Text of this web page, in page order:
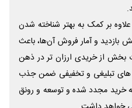
علاوه بر کمک به بهتر شناخته شدن
بازدید و آمار فروش آن‌ها، باعث
بخش از خریدی ارزان تر در ذهن
تبلیغی و تخفیفی ضمن جذب
خرید مجدد شده و توسعه و رونق